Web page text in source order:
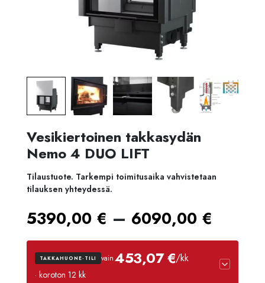
Vesikiertoinen takkasydän
Nemo 4 DUO LIFT
Tilaustuote. Tarkempi toimitusaika vahvistetaan
tilauksen yhteydessä.
5390,00 € – 6090,00 €
TAKKAHUONE-TILI vain453,07 €/kk
· koroton 12 kk